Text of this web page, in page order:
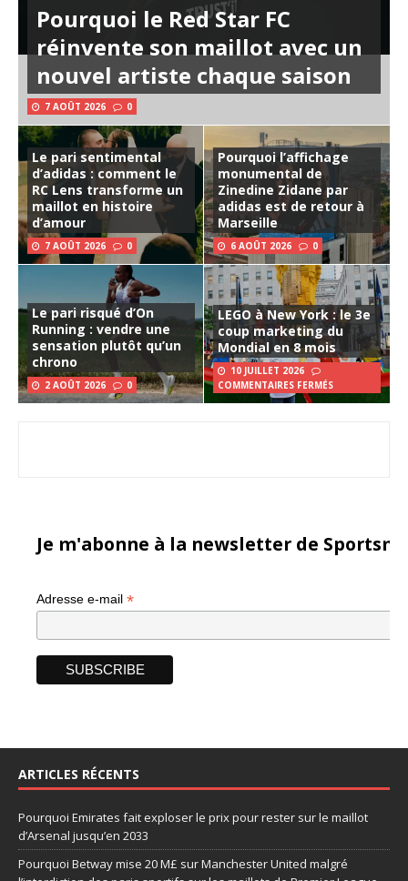
Pourquoi le Red Star FC
réinvente son maillot avec un
nouvel artiste chaque saison
7 AOÛT 2026 0
Le pari sentimental
d’adidas : comment le
RC Lens transforme un
maillot en histoire
d’amour
7 AOÛT 2026 0
Pourquoi l’affichage
monumental de
Zinedine Zidane par
adidas est de retour à
Marseille
6 AOÛT 2026 0
Le pari risqué d’On
Running : vendre une
sensation plutôt qu’un
chrono
2 AOÛT 2026 0
LEGO à New York : le 3e
coup marketing du
Mondial en 8 mois
10 JUILLET 2026
COMMENTAIRES FERMÉS
Je m'abonne à la newsletter de
Adresse e-mail *
ARTICLES RÉCENTS
Pourquoi Emirates fait exploser le prix pour rester sur le maillot
d’Arsenal jusqu’en 2033
Pourquoi Betway mise 20 M£ sur Manchester United malgré